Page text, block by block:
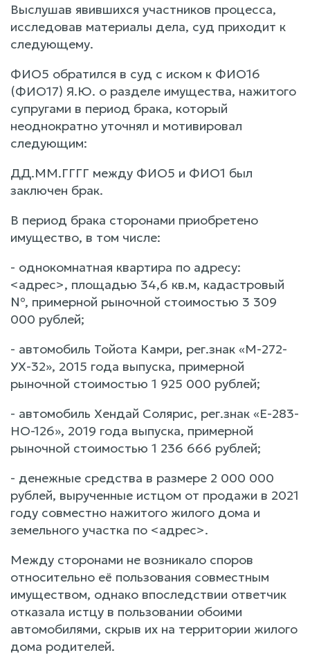
Выслушав явившихся участников процесса,
исследовав материалы дела, суд приходит к
следующему.
ФИО5 обратился в суд с иском к ФИО16
(ФИО17) Я.Ю. о разделе имущества, нажитого
супругами в период брака, который
неоднократно уточнял и мотивировал
следующим:
ДД.ММ.ГГГГ между ФИО5 и ФИО1 был
заключен брак.
В период брака сторонами приобретено
имущество, в том числе:
- однокомнатная квартира по адресу:
<адрес>, площадью 34,6 кв.м, кадастровый
№, примерной рыночной стоимостью 3 309
000 рублей;
- автомобиль Тойота Камри, рег.знак «М-272-
УХ-32», 2015 года выпуска, примерной
рыночной стоимостью 1 925 000 рублей;
- автомобиль Хендай Солярис, рег.знак «Е-283-
НО-126», 2019 года выпуска, примерной
рыночной стоимостью 1 236 666 рублей;
- денежные средства в размере 2 000 000
рублей, вырученные истцом от продажи в 2021
году совместно нажитого жилого дома и
земельного участка по <адрес>.
Между сторонами не возникало споров
относительно её пользования совместным
имуществом, однако впоследствии ответчик
отказала истцу в пользовании обоими
автомобилями, скрыв их на территории жилого
дома родителей.